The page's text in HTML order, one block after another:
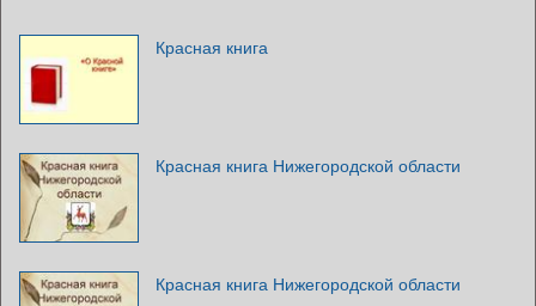
Красная книга
Красная книга Нижегородской области
Красная книга Нижегородской области